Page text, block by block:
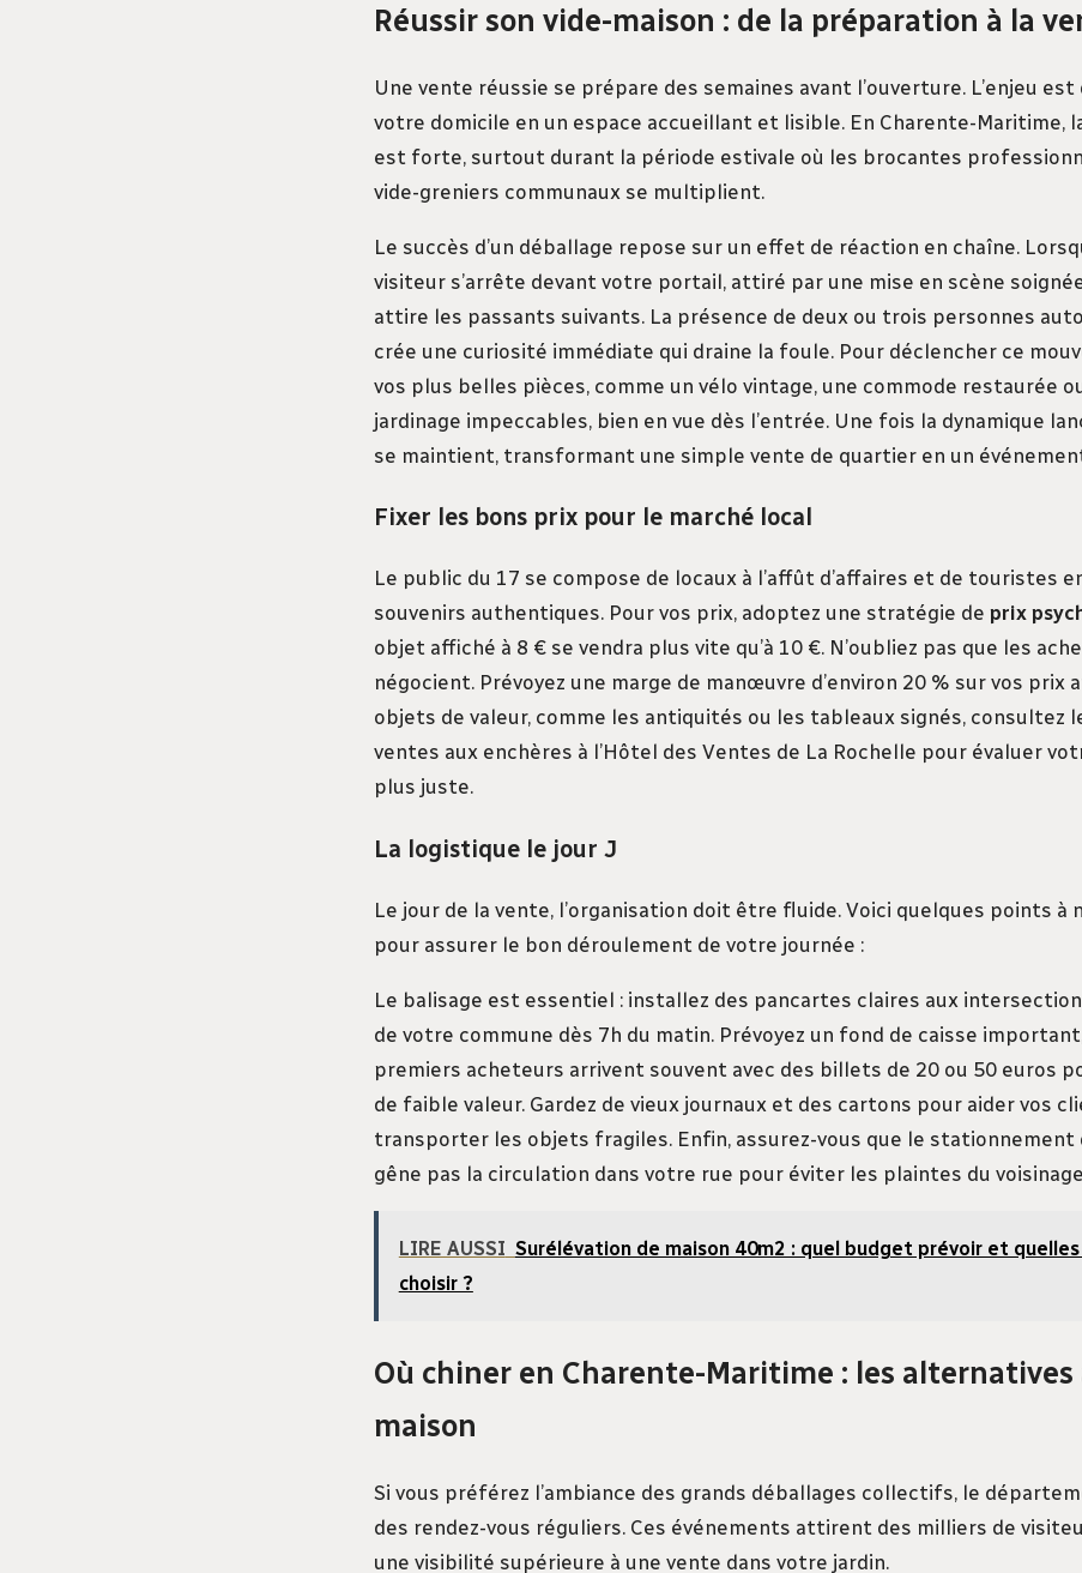
Réussir son vide-maison : de la préparation à la
Une vente réussie se prépare des semaines avant l’ouverture. L’enjeu
votre domicile en un espace accueillant et lisible. En Charente-Maritime,
est forte, surtout durant la période estivale où les brocantes
vide-greniers communaux se multiplient.
Le succès d’un déballage repose sur un effet de réaction en chaîne.
visiteur s’arrête devant votre portail, attiré par une mise en scène
attire les passants suivants. La présence de deux ou trois personnes
crée une curiosité immédiate qui draine la foule. Pour déclencher ce
vos plus belles pièces, comme un vélo vintage, une commode restaurée
jardinage impeccables, bien en vue dès l’entrée. Une fois la dynamique
se maintient, transformant une simple vente de quartier en un
Fixer les bons prix pour le marché local
Le public du 17 se compose de locaux à l’affût d’affaires et de touristes
souvenirs authentiques. Pour vos prix, adoptez une stratégie de prix
objet affiché à 8 € se vendra plus vite qu’à 10 €. N’oubliez pas que les
négocient. Prévoyez une marge de manœuvre d’environ 20 % sur vos prix
objets de valeur, comme les antiquités ou les tableaux signés, consultez
ventes aux enchères à l’Hôtel des Ventes de La Rochelle pour évaluer
plus juste.
La logistique le jour J
Le jour de la vente, l’organisation doit être fluide. Voici quelques points à
pour assurer le bon déroulement de votre journée :
Le balisage est essentiel : installez des pancartes claires aux
de votre commune dès 7h du matin. Prévoyez un fond de caisse
premiers acheteurs arrivent souvent avec des billets de 20 ou 50 euros
de faible valeur. Gardez de vieux journaux et des cartons pour aider vos
transporter les objets fragiles. Enfin, assurez-vous que le stationnement
gêne pas la circulation dans votre rue pour éviter les plaintes du
LIRE AUSSI Surélévation de maison 40m2 : quel budget prévoir et
choisir ?
Où chiner en Charente-Maritime : les alternatives
maison
Si vous préférez l’ambiance des grands déballages collectifs, le
des rendez-vous réguliers. Ces événements attirent des milliers de
une visibilité supérieure à une vente dans votre jardin.